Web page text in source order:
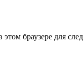
браузере для